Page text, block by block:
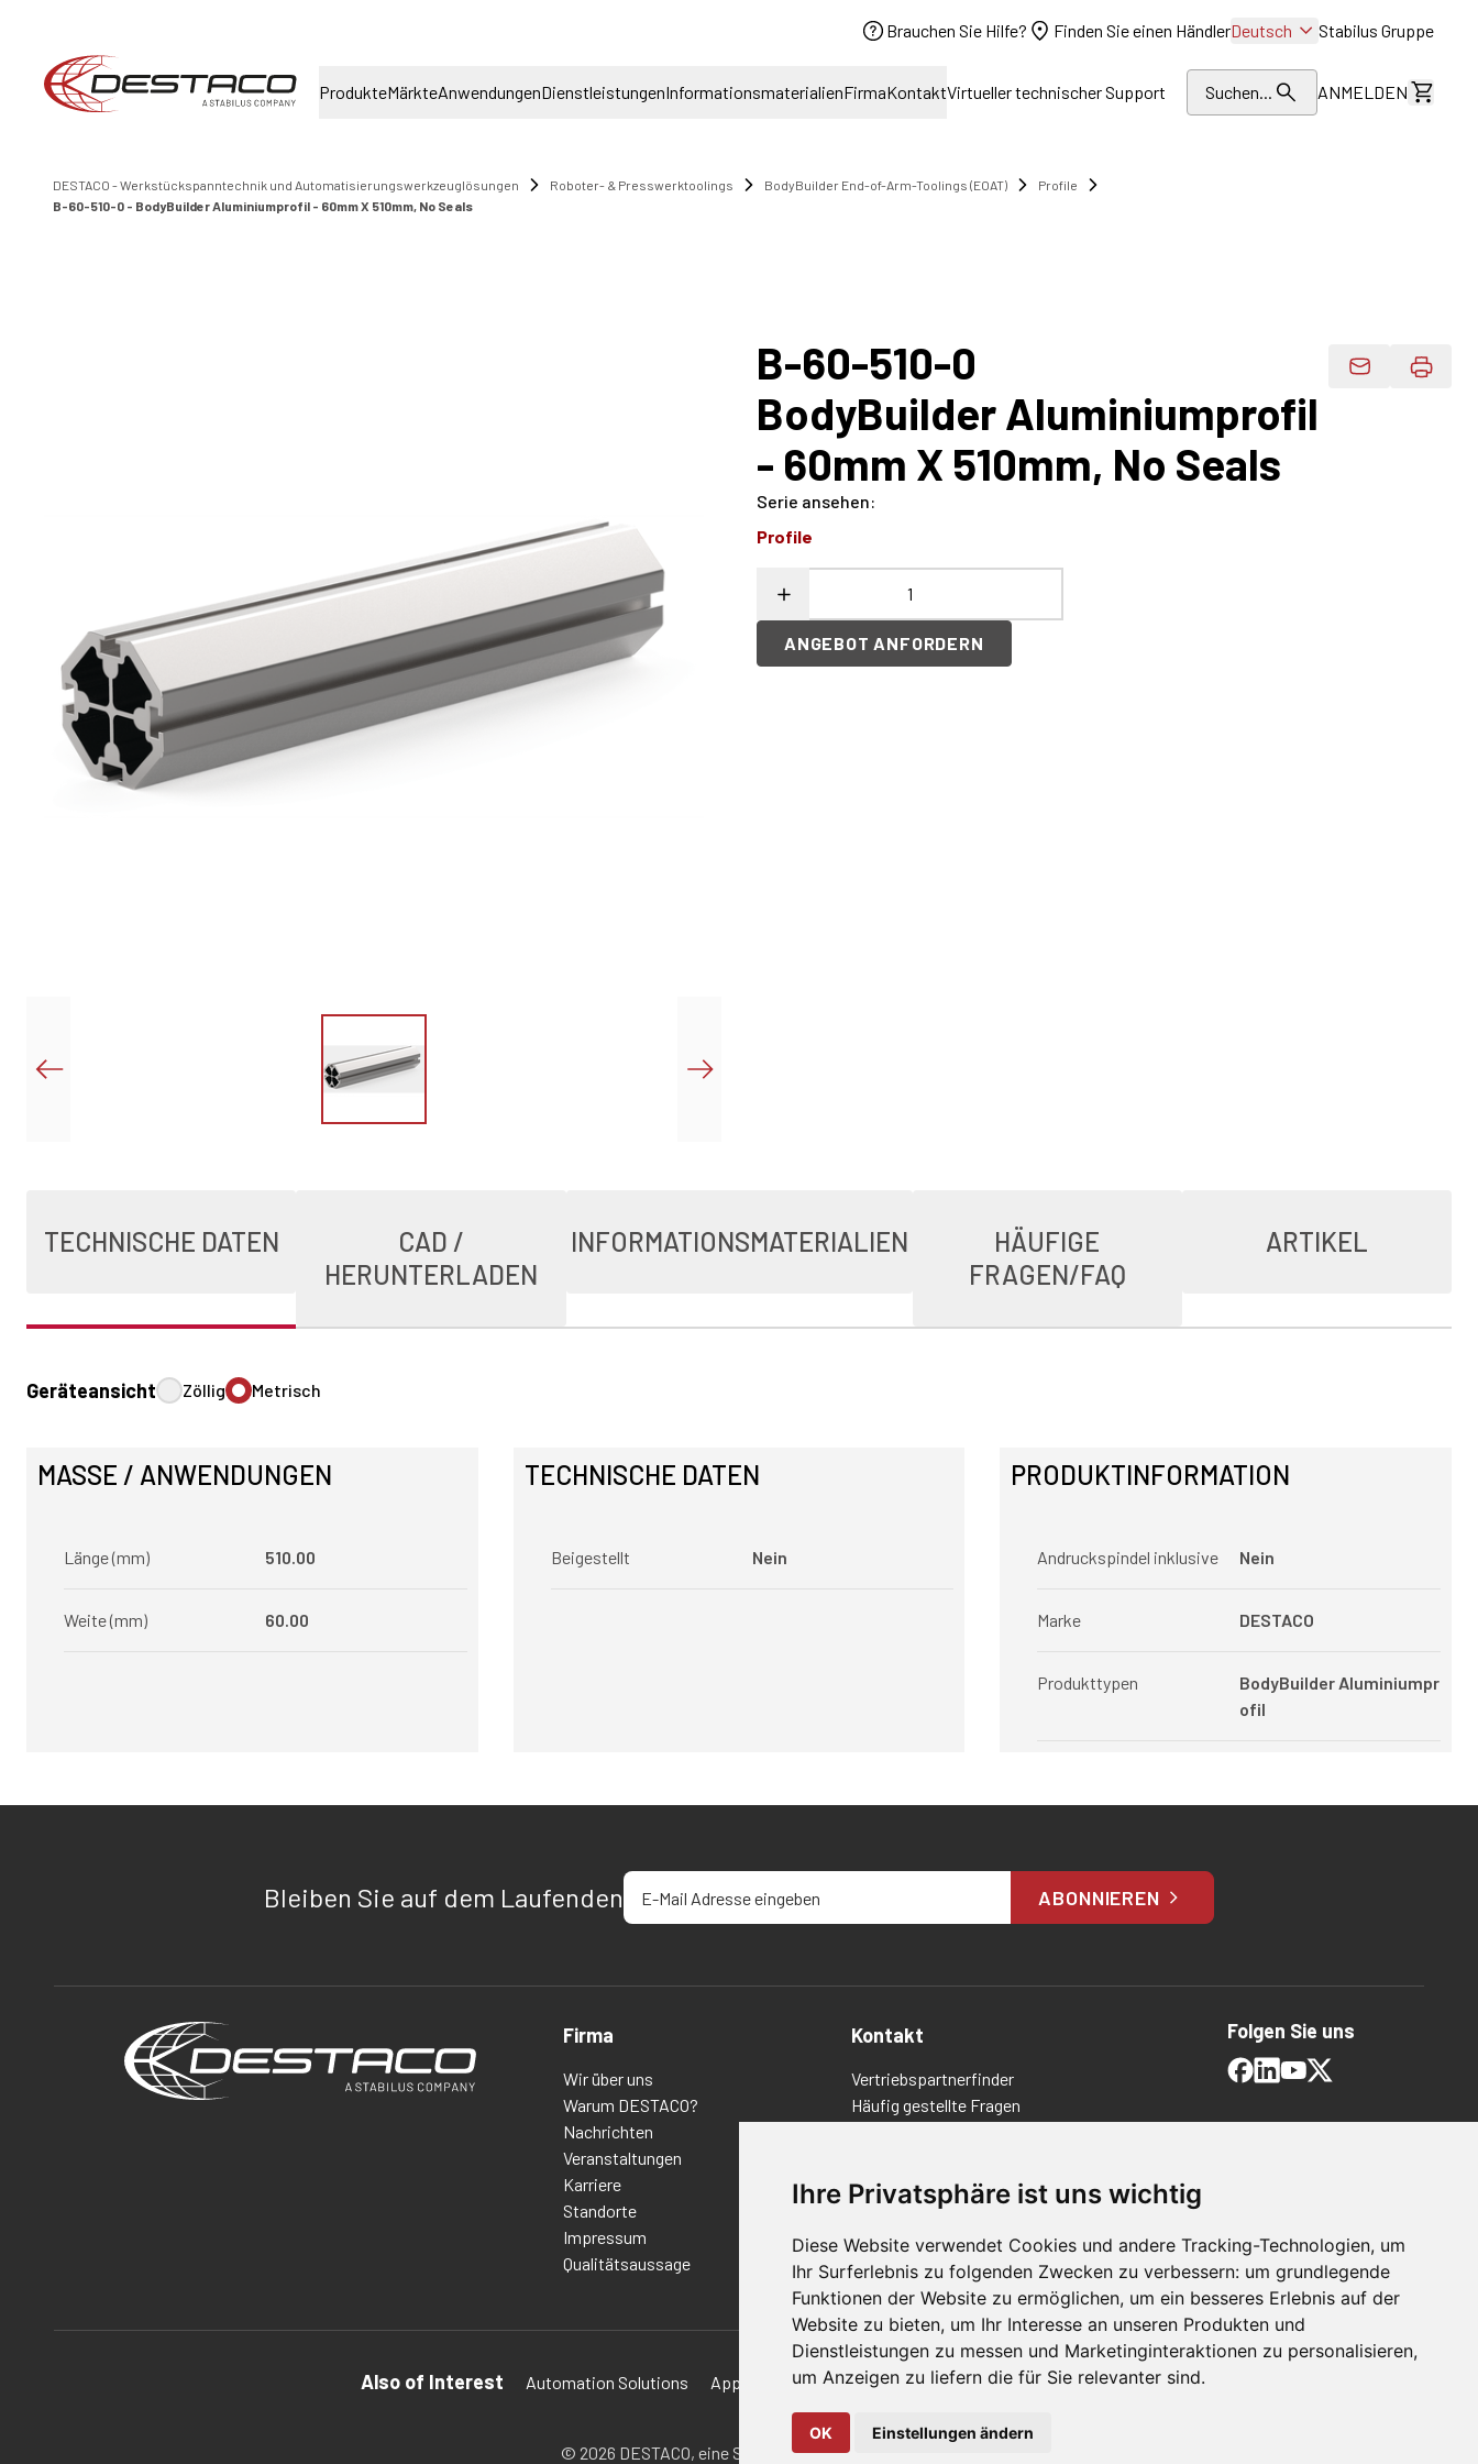
Ihre Privatsphäre ist uns wichtig
Diese Website verwendet Cookies und andere Tracking-Technologien, um
Ihr Surferlebnis zu folgenden Zwecken zu verbessern: um grundlegende
Funktionen der Website zu ermöglichen, um ein besseres Erlebnis auf der
Website zu bieten, um Ihr Interesse an unseren Produkten und
Dienstleistungen zu messen und Marketinginteraktionen zu personalisieren,
um Anzeigen zu liefern die für Sie relevanter sind.
OK Einstellungen ändern
Brauchen Sie Hilfe? Finden Sie einen HändlerDeutsch Stabilus Gruppe
ProdukteMärkteAnwendungenDienstleistungenInformationsmaterialienFirmaKontaktVirtueller technischer Support Suchen... ANMELDEN
DESTACO - Werkstückspanntechnik und Automatisierungswerkzeuglösungen Roboter- & Presswerktoolings BodyBuilder End-of-Arm-Toolings (EOAT)
Profile
B-60-510-0 - BodyBuilder Aluminiumprofil - 60mm X 510mm, No Seals
B-60-510-0
BodyBuilder Aluminiumprofil
- 60mm X 510mm, No Seals
Produktdaten
Serie ansehen:
Profile
ANGEBOT ANFORDERN
TECHNISCHE DATEN
CAD /
HERUNTERLADEN
INFORMATIONSMATERIALIEN
HÄUFIGE
FRAGEN/FAQ
ARTIKEL
Geräteansicht Zöllig Metrisch
MASSE / ANWENDUNGEN
Länge (mm) 510.00
Weite (mm) 60.00
TECHNISCHE DATEN
Beigestellt Nein
PRODUKTINFORMATION
Andruckspindel inklusive Nein
Marke DESTACO
Produkttypen
BodyBuilder Aluminiumpr
ofil
Bleiben Sie auf dem LaufendenE-Mail-Adresse eingeben
ABONNIEREN
Firma
Wir über uns
Warum DESTACO?
Nachrichten
Veranstaltungen
Karriere
Standorte
Impressum
Qualitätsaussage
Kontakt
Vertriebspartnerfinder
Häufig gestellte Fragen
Richtlinien/AGBs
Folgen Sie uns
Also of Interest Automation Solutions Applications Aerospace Solutions For Manufacturing
© 2026 DESTACO, eine Stabilus-Expertenmarke.